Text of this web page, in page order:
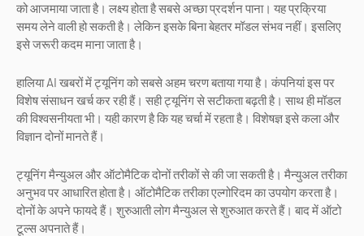
को आजमाया जाता है। लक्ष्य होता है सबसे अच्छा प्रदर्शन पाना। यह प्रक्रिया
समय लेने वाली हो सकती है। लेकिन इसके बिना बेहतर मॉडल संभव नहीं। इसलिए
इसे जरूरी कदम माना जाता है।
हालिया AI खबरों में ट्यूनिंग को सबसे अहम चरण बताया गया है। कंपनियां इस पर
विशेष संसाधन खर्च कर रही हैं। सही ट्यूनिंग से सटीकता बढ़ती है। साथ ही मॉडल
की विश्वसनीयता भी। यही कारण है कि यह चर्चा में रहता है। विशेषज्ञ इसे कला और
विज्ञान दोनों मानते हैं।
ट्यूनिंग मैन्युअल और ऑटोमैटिक दोनों तरीकों से की जा सकती है। मैन्युअल तरीका
अनुभव पर आधारित होता है। ऑटोमैटिक तरीका एल्गोरिदम का उपयोग करता है।
दोनों के अपने फायदे हैं। शुरुआती लोग मैन्युअल से शुरुआत करते हैं। बाद में ऑटो
टूल्स अपनाते हैं।